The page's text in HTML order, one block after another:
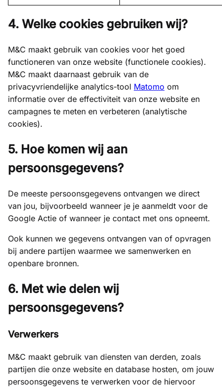
4. Welke cookies gebruiken wij?
M&C maakt gebruik van cookies voor het goed
functioneren van onze website (functionele cookies).
M&C maakt daarnaast gebruik van de
privacyvriendelijke analytics-tool Matomo om
informatie over de effectiviteit van onze website en
campagnes te meten en verbeteren (analytische
cookies).
5. Hoe komen wij aan
persoonsgegevens?
De meeste persoonsgegevens ontvangen we direct
van jou, bijvoorbeeld wanneer je je aanmeldt voor de
Google Actie of wanneer je contact met ons opneemt.
Ook kunnen we gegevens ontvangen van of opvragen
bij andere partijen waarmee we samenwerken en
openbare bronnen.
6. Met wie delen wij
persoonsgegevens?
Verwerkers
M&C maakt gebruik van diensten van derden, zoals
partijen die onze website en database hosten, om jouw
persoonsgegevens te verwerken voor de hiervoor